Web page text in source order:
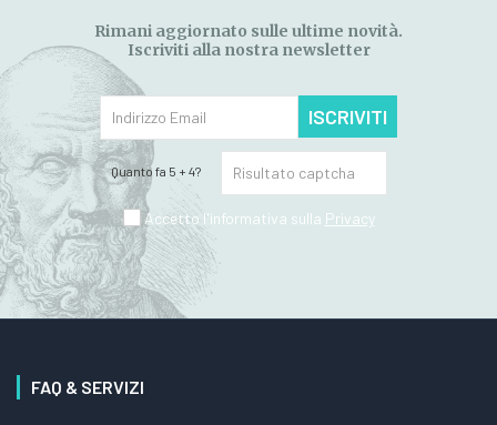
Rimani aggiornato sulle ultime novità.
Iscriviti alla nostra newsletter
ISCRIVITI
Quanto fa 5 + 4?
Accetto l'informativa sulla Privacy
FAQ & SERVIZI